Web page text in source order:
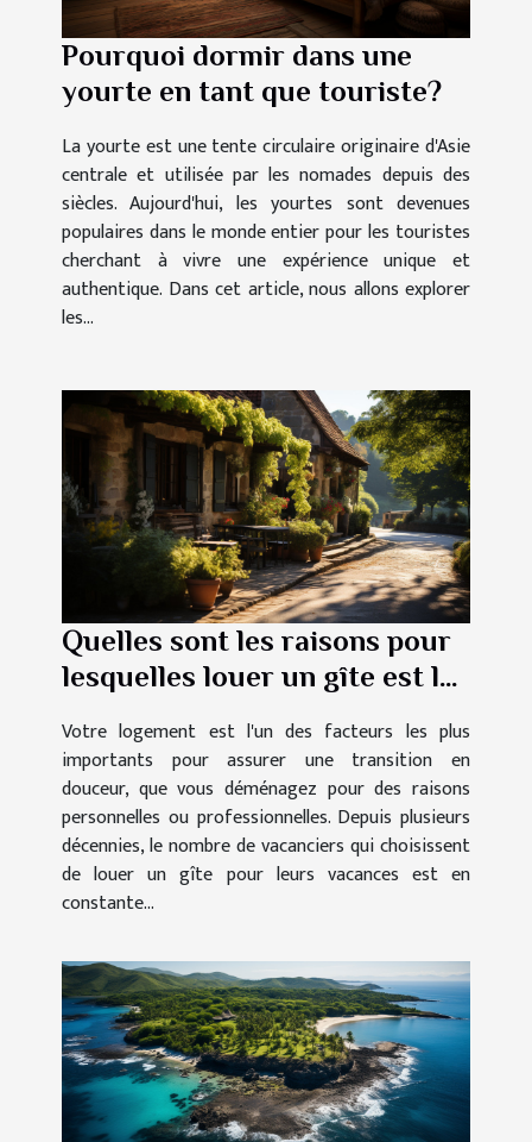
Pourquoi dormir dans une
yourte en tant que touriste?
La yourte est une tente circulaire originaire d'Asie
centrale et utilisée par les nomades depuis des
siècles. Aujourd'hui, les yourtes sont devenues
populaires dans le monde entier pour les touristes
cherchant à vivre une expérience unique et
authentique. Dans cet article, nous allons explorer
les...
Quelles sont les raisons pour
lesquelles louer un gîte est la
Votre logement est l'un des facteurs les plus
importants pour assurer une transition en
douceur, que vous déménagez pour des raisons
personnelles ou professionnelles. Depuis plusieurs
décennies, le nombre de vacanciers qui choisissent
de louer un gîte pour leurs vacances est en
constante...